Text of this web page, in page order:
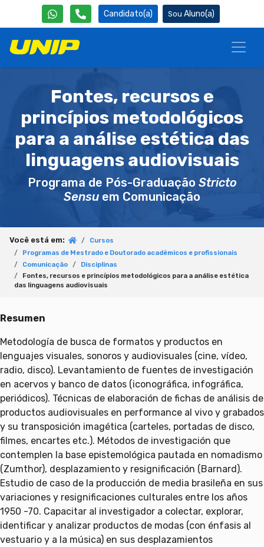
Candidato(a) Aluno(a)
Fontes, recursos e
princípios metodológicos
para a análise estética das
linguagens audiovisuais
Programa de Pós-Graduação Stricto
Sensu em Comunicação
Você está em:
Cursos
Programas de Mestrado e Doutorado acadêmicos e profissionais
Comunicação
Disciplinas
Fontes, recursos e princípios metodológicos para a análise estética
das linguagens audiovisuais
Resumen
Metodología de busca de formatos y productos en
lenguajes visuales, sonoros y audiovisuales (cine, vídeo,
radio, disco). Levantamiento de fuentes de investigación
en acervos y banco de datos (iconográfica, infográfica,
periódicos). Técnicas de elaboración de fichas de análisis de
productos audiovisuales en performance al vivo y grabados
y su transposición imagética (carteles, portadas de disco,
filmes, encartes etc.). Métodos de investigación que
contemplen la base epistemológica pautada en nomadismo
(Zumthor), desplazamiento y resignificación (Barnard).
Estudio de caso de la producción de media brasileña en sus
variaciones y resignificaciones culturales entre los años
1950 -70. Capacitar al investigador a colectar, explorar,
identificar y analizar productos de modas (con énfasis al
vestuario y a la música) en sus desplazamientos